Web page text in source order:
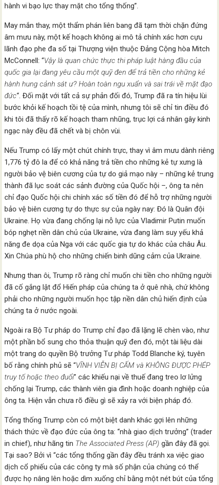
hành vi bạo lực thay mặt cho tổng thống”.
May mắn thay, một thẩm phán liên bang đã tạm thời chặn đứng
âm mưu này, một kế hoạch không ai mô tả chính xác hơn cựu
lãnh đạo phe đa số tại Thượng viện thuộc Đảng Cộng hòa Mitch
McConnell: “Vậy là quan chức thực thi pháp luật hàng đầu của
quốc gia lại đang yêu cầu một quỹ đen để trả tiền cho những kẻ
hành hung cảnh sát ư? Hoàn toàn ngu xuẩn và sai trái về mặt đạo
đức“. Đối mặt với tất cả sự phản đối đó, Trump đã ra tín hiệu lùi
bước khỏi kế hoạch tồi tệ của mình, nhưng tôi sẽ chỉ tin điều đó
khi tôi đã thấy rõ kế hoạch tham nhũng, trục lợi cá nhân gây kinh
ngạc này đều đã chết và bị chôn vùi.
Nếu Trump có lấy một chút chính trực, thay vì âm mưu dành riêng
1,776 tỷ đô la để có khả năng trả tiền cho những kẻ tự xưng là
người bảo vệ biên cương của tự do giả mạo này – những kẻ trung
thành đã lục soát các sảnh đường của Quốc hội –, ông ta nên
chỉ đạo Quốc hội chi chính xác số tiền đó để hỗ trợ những người
bảo vệ biên cương tự do thực sự của ngày nay: Đó là Quân đội
Ukraine. Họ vừa đang chống lại nỗ lực của Vladimir Putin muốn
bóp nghẹt nền dân chủ của Ukraine, vừa đang làm suy yếu khả
năng đe dọa của Nga với các quốc gia tự do khác của châu Âu.
Xin Chúa phù hộ cho những chiến binh dũng cảm của Ukraine.
Nhưng than ôi, Trump rõ ràng chỉ muốn chi tiền cho những người
đã cố gắng lật đổ Hiến pháp của chúng ta ở quê nhà, chứ không
phải cho những người muốn học tập nền dân chủ hiến định của
chúng ta ở nước ngoài.
Ngoài ra Bộ Tư pháp do Trump chỉ đạo đã lặng lẽ chèn vào, như
một phần bổ sung cho thỏa thuận quỹ đen đó, một tài liệu dài
một trang do quyền Bộ trưởng Tư pháp Todd Blanche ký, tuyên
bố rằng chính phủ sẽ “VĨNH VIỄN BỊ CẤM và KHÔNG ĐƯỢC PHÉP
truy tố hoặc theo đuổi” các khiếu nại về thuế đang treo lơ lửng
chống lại Trump, các thành viên gia đình hoặc doanh nghiệp của
ông ta. Hiện vẫn chưa rõ điều gì sẽ xảy ra với biện pháp đó.
Tổng thống Trump còn có một biệt danh khác gợi lên những
thách thức về đạo đức của ông ta: “nhà giao dịch trưởng” (trader
in chief), như hãng tin The Associated Press (AP) gần đây đã gọi.
Tại sao? Bởi vì “các tổng thống gần đây đều tránh xa việc giao
dịch cổ phiếu của các công ty mà số phận của chúng có thể
được họ nâng lên hoặc dìm xuống chỉ bằng một nét bút của tổng